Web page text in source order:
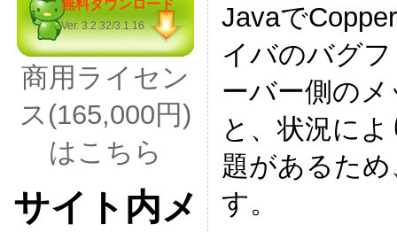
無料ダウンロード
Ver. 3.2.32/3.1.16
商用ライセン
ス(165,000円)
はこちら
サイト内メ
Javaで
イバのバグ
ーバー側の
と、状況に
題があるた
す。